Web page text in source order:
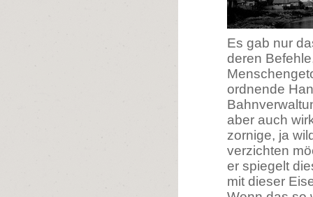
Es gab nur
deren
ordnende
aber auch
zornige, ja
verzichten
er spiegelt
mit dieser